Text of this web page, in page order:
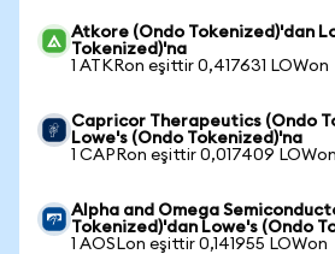
Atkore (Ondo Tokenized)'dan
Tokenized)'na
1 ATKRon eşittir 0,417631 LOWon
Capricor Therapeutics (Ondo
Lowe's (Ondo Tokenized)'na
1 CAPRon eşittir 0,017409 LOWon
Alpha and Omega
Tokenized)'dan Lowe's (Ondo
1 AOSLon eşittir 0,141955 LOWon